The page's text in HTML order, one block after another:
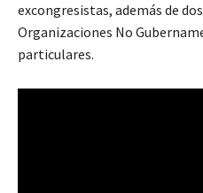
excongresistas, además de
Organizaciones No
particulares.